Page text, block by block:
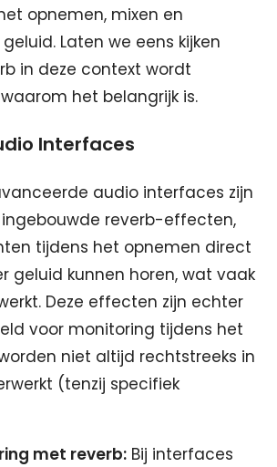
opnemen, mixen en
Laten we eens kijken
in deze context wordt
het belangrijk is.
Interfaces
audio interfaces zijn
reverb-effecten,
tijdens het opnemen direct
geluid kunnen horen, wat vaak
Deze effecten zijn echter
voor monitoring tijdens het
niet altijd rechtstreeks in
(tenzij specifiek
met reverb: Bij interfaces